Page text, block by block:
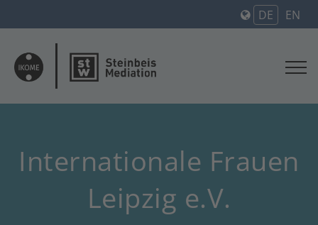
DE EN
Internationale Frauen
Leipzig e.V.